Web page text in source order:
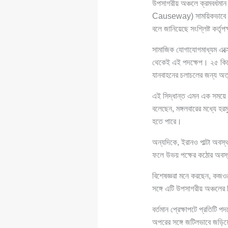
উপসাগরীয় অঞ্চলে
Causeway) সাময়িকভাবে
বলে জানিয়েছে সংশ্লিষ্ট
সামাজিক যোগাযোগমাধ্যম
থেকেই এই পদক্ষেপ। ২৫
যানবাহনের চলাচলের জন্য
এই সিদ্ধান্ত এমন এক সময়ে
বলেছেন, মঙ্গলবারের মধ্যে
হতে পারে।
অন্যদিকে, ইরানও পাল্টা
ফলে উভয় পক্ষের কঠোর
বিশেষজ্ঞরা মনে করছেন,
সঙ্গে এটি উপসাগরীয়
বর্তমান প্রেক্ষাপটে প্রতিটি
অপরের সঙ্গে জটিলভাবে